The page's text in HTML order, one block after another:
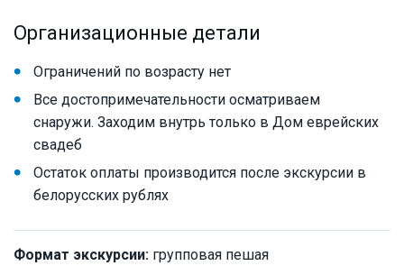
Организационные детали
Ограничений по возрасту нет
Все достопримечательности осматриваем
снаружи. Заходим внутрь только в Дом еврейских
свадеб
Остаток оплаты производится после экскурсии в
белорусских рублях
Формат экскурсии: групповая пешая